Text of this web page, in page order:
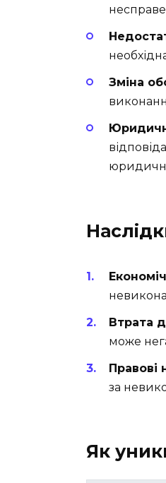
Зміна
Втрата
може
Правові
за
Як